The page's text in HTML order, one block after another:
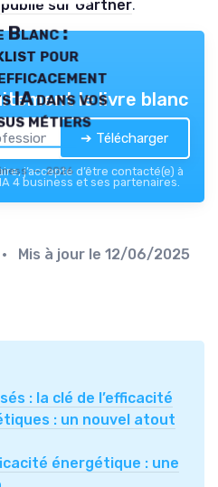
sur Gartner.
Blanc :
pour
IA dans vos
métiers
— 2026
le livre blanc
➔ Télécharger
j’accepte d’être contacté(e) à
4 business et ses partenaires.
• Mis à jour le 12/06/2025
: la clé de l’efficacité
: un nouvel atout
énergétique : une